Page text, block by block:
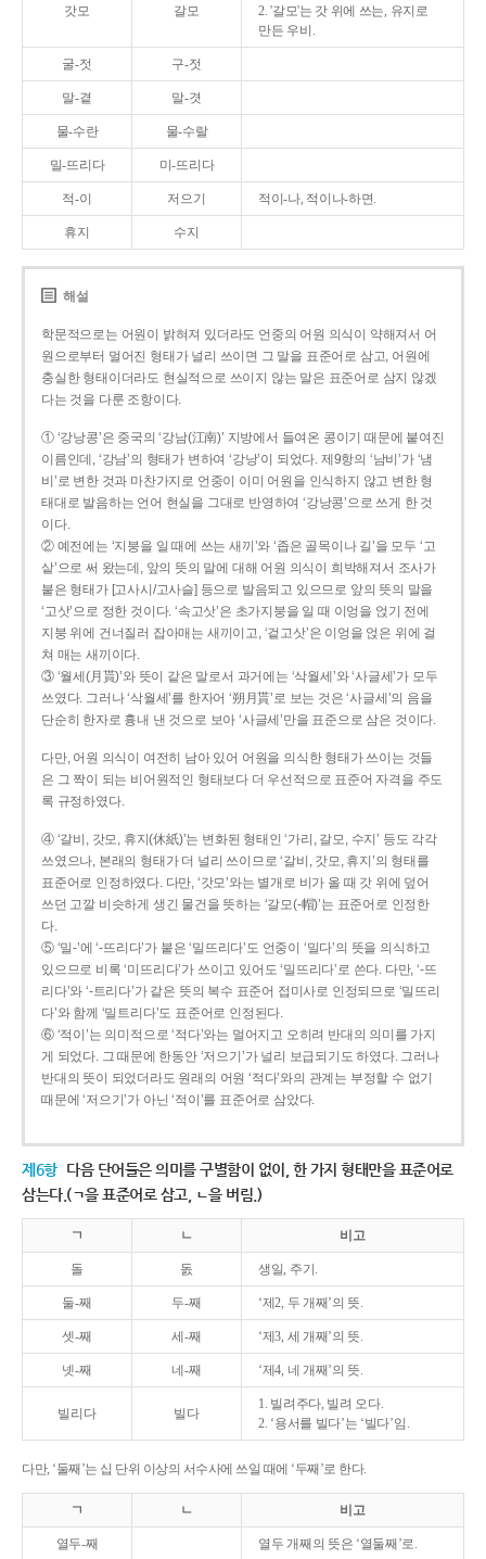
갓모 갈모
2. '갈모'는 갓 위에 쓰는, 유지로
만든 우비.
굴-젓 구-젓
말-곁 말-겻
물-수란 물-수랄
밀-뜨리다 미-뜨리다
적-이 저으기 적이-나, 적이나-하면.
휴지 수지
해설
학문적으로는 어원이 밝혀져 있더라도 언중의 어원 의식이 약해져서 어
원으로부터 멀어진 형태가 널리 쓰이면 그 말을 표준어로 삼고, 어원에
충실한 형태이더라도 현실적으로 쓰이지 않는 말은 표준어로 삼지 않겠
다는 것을 다룬 조항이다.
① ‘강낭콩’은 중국의 ‘강남(江南)’ 지방에서 들여온 콩이기 때문에 붙여진
이름인데, ‘강남’의 형태가 변하여 ‘강낭’이 되었다. 제9항의 ‘남비’가 ‘냄
비’로 변한 것과 마찬가지로 언중이 이미 어원을 인식하지 않고 변한 형
태대로 발음하는 언어 현실을 그대로 반영하여 ‘강낭콩’으로 쓰게 한 것
이다.
② 예전에는 ‘지붕을 일 때에 쓰는 새끼’와 ‘좁은 골목이나 길’을 모두 ‘고
샅’으로 써 왔는데, 앞의 뜻의 말에 대해 어원 의식이 희박해져서 조사가
붙은 형태가 [고사시/고사슬] 등으로 발음되고 있으므로 앞의 뜻의 말을
‘고삿’으로 정한 것이다. ‘속고삿’은 초가지붕을 일 때 이엉을 얹기 전에
지붕 위에 건너질러 잡아매는 새끼이고, ‘겉고삿’은 이엉을 얹은 위에 걸
쳐 매는 새끼이다.
③ ‘월세(月貰)’와 뜻이 같은 말로서 과거에는 ‘삭월세’와 ‘사글세’가 모두
쓰였다. 그러나 ‘삭월세’를 한자어 ‘朔月貰’로 보는 것은 ‘사글세’의 음을
단순히 한자로 흉내 낸 것으로 보아 ‘사글세’만을 표준으로 삼은 것이다.
다만, 어원 의식이 여전히 남아 있어 어원을 의식한 형태가 쓰이는 것들
은 그 짝이 되는 비어원적인 형태보다 더 우선적으로 표준어 자격을 주도
록 규정하였다.
④ ‘갈비, 갓모, 휴지(休紙)’는 변화된 형태인 ‘가리, 갈모, 수지’ 등도 각각
쓰였으나, 본래의 형태가 더 널리 쓰이므로 ‘갈비, 갓모, 휴지’의 형태를
표준어로 인정하였다. 다만, ‘갓모’와는 별개로 비가 올 때 갓 위에 덮어
쓰던 고깔 비슷하게 생긴 물건을 뜻하는 ‘갈모(-帽)’는 표준어로 인정한
다.
⑤ ‘밀-’에 ‘-뜨리다’가 붙은 ‘밀뜨리다’도 언중이 ‘밀다’의 뜻을 의식하고
있으므로 비록 ‘미뜨리다’가 쓰이고 있어도 ‘밀뜨리다’로 쓴다. 다만, ‘-뜨
리다’와 ‘-트리다’가 같은 뜻의 복수 표준어 접미사로 인정되므로 ‘밀뜨리
다’와 함께 ‘밀트리다’도 표준어로 인정된다.
⑥ ‘적이’는 의미적으로 ‘적다’와는 멀어지고 오히려 반대의 의미를 가지
게 되었다. 그 때문에 한동안 ‘저으기’가 널리 보급되기도 하였다. 그러나
반대의 뜻이 되었더라도 원래의 어원 ‘적다’와의 관계는 부정할 수 없기
때문에 ‘저으기’가 아닌 ‘적이’를 표준어로 삼았다.
제6항 다음 단어들은 의미를 구별함이 없이, 한 가지 형태만을 표준어로
삼는다.(ㄱ을 표준어로 삼고, ㄴ을 버림.)
ㄱ ㄴ 비고
돌 돐 생일, 주기.
둘-째 두-째 ‘제2, 두 개째’의 뜻.
셋-째 세-째 ‘제3, 세 개째’의 뜻.
넷-째 네-째 ‘제4, 네 개째’의 뜻.
빌리다 빌다
1. 빌려주다, 빌려 오다.
2. ‘용서를 빌다’는 ‘빌다’임.
다만, ‘둘째’는 십 단위 이상의 서수사에 쓰일 때에 ‘두째’로 한다.
ㄱ ㄴ 비고
열두-째 열두 개째의 뜻은 ‘열둘째’로.